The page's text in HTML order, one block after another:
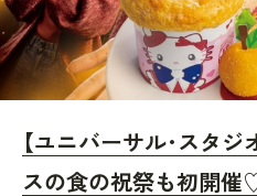
【ユニバーサル･スタジ
スの食の祝祭も初開催